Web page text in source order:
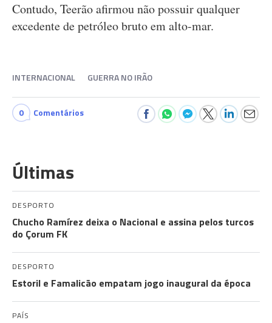
Contudo, Teerão afirmou não possuir qualquer
excedente de petróleo bruto em alto-mar.
INTERNACIONAL GUERRA NO IRÃO
0 Comentários
Últimas
DESPORTO
Chucho Ramírez deixa o Nacional e assina pelos turcos
do Çorum FK
DESPORTO
Estoril e Famalicão empatam jogo inaugural da época
PAÍS